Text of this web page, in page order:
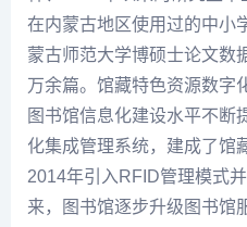
在内蒙古地区使用过的中小
蒙古师范大学博硕士论文数
万余篇。馆藏特色资源数字
图书馆信息化建设水平不断
化集成管理系统，建成了馆
2014年引入RFID管理模式
来，图书馆逐步升级图书馆